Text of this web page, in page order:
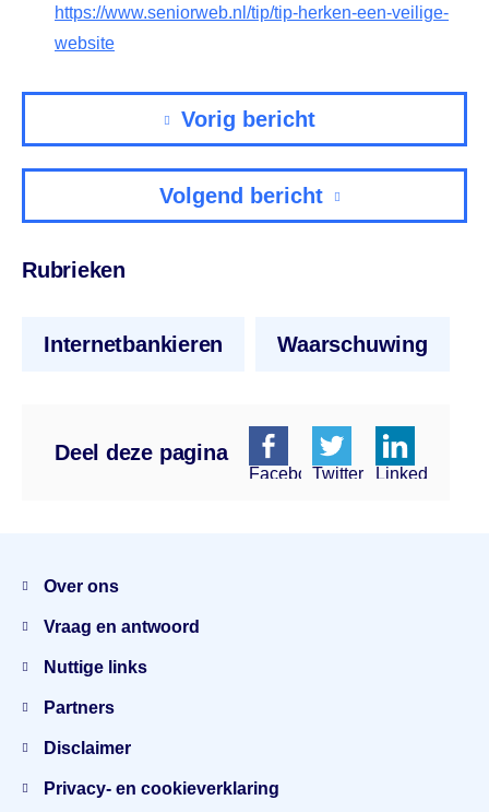
https://www.seniorweb.nl/tip/tip-herken-een-veilige-
website
Vorig bericht
Volgend bericht
Rubrieken
Internetbankieren Waarschuwing
Deel deze pagina
FacebookTwitter Linkedin
Over ons
Vraag en antwoord
Nuttige links
Partners
Disclaimer
Privacy- en cookieverklaring